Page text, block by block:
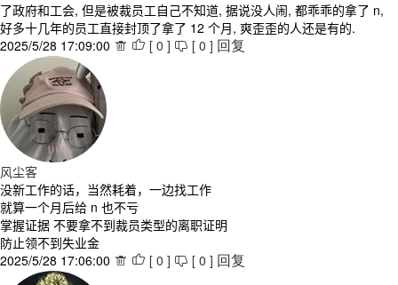
了政府和工会, 但是被裁员工自己不知道, 据说没人闹, 都乖乖的拿了 n,
好多十几年的员工直接封顶了拿了 12 个月, 爽歪歪的人还是有的.
2025/5/28 17:09:00   [ 0 ]  [ 0 ] 回复
风尘客
没新工作的话，当然耗着，一边找工作
就算一个月后给 n 也不亏
掌握证据 不要拿不到裁员类型的离职证明
防止领不到失业金
2025/5/28 17:06:00   [ 0 ]  [ 0 ] 回复